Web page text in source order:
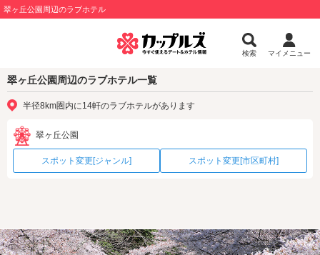
翠ヶ丘公園周辺のラブホテル
検索 マイメニュー
翠ヶ丘公園周辺のラブホテル一覧
半径8km圏内に14軒のラブホテルがあります
翠ヶ丘公園
スポット変更[ジャンル] スポット変更[市区町村]